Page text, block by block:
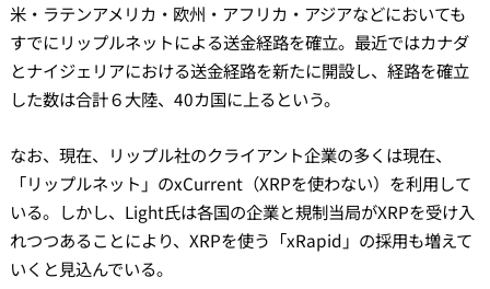
米・ラテンアメリカ・欧州・アフリカ・アジアなどにおいても
すでにリップルネットによる送金経路を確立。最近ではカナダ
とナイジェリアにおける送金経路を新たに開設し、経路を確立
した数は合計６大陸、40カ国に上るという。
なお、現在、リップル社のクライアント企業の多くは現在、
「リップルネット」のxCurrent（XRPを使わない）を利用して
いる。 しかし、Light氏は各国の企業と規制当局がXRPを受け入
れつつあることにより、XRPを使う「xRapid」の採用も増えて
いくと見込んでいる。